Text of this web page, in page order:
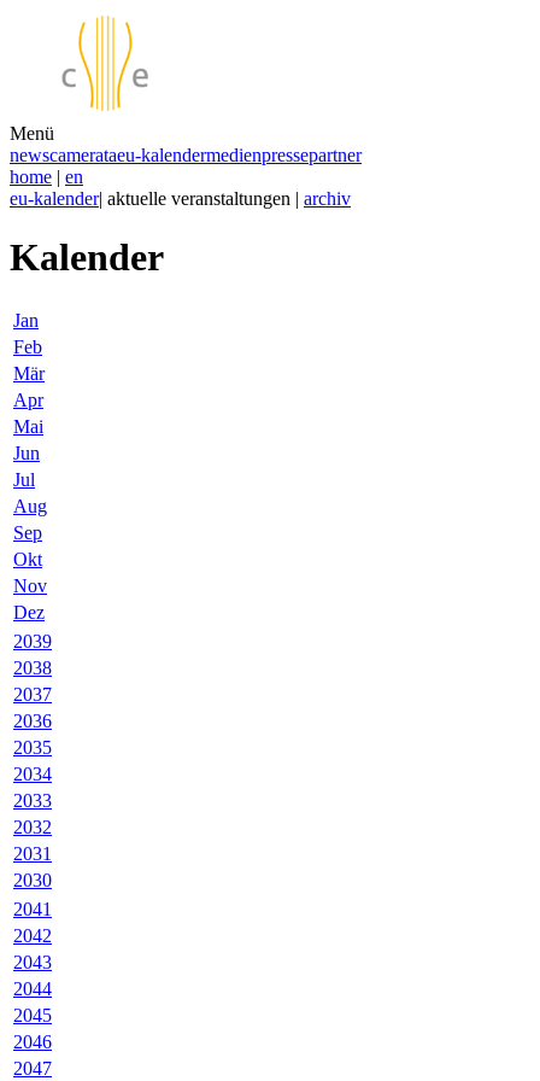
Menü
newscamerataeu-kalendermedienpressepartner
home | en
eu-kalender| aktuelle veranstaltungen | archiv
Kalender
Jan
Feb
Mär
Apr
Mai
Jun
Jul
Aug
Sep
Okt
Nov
Dez
2039
2038
2037
2036
2035
2034
2033
2032
2031
2030
2041
2042
2043
2044
2045
2046
2047